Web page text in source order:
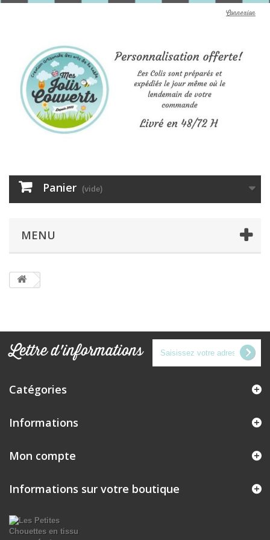
Connexion
Panier (vide)
MENU
Lettre d'informations
Catégories
Informations
Mon compte
Informations sur votre boutique